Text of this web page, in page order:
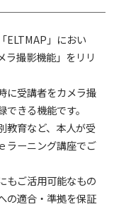
ELTMAP」におい
ラ撮影機能」をリリ
に受講者をカメラ撮
きる機能です。
教育など、本人が受
ラーニング講座でご
もご活用可能なもの
の適合・準拠を保証